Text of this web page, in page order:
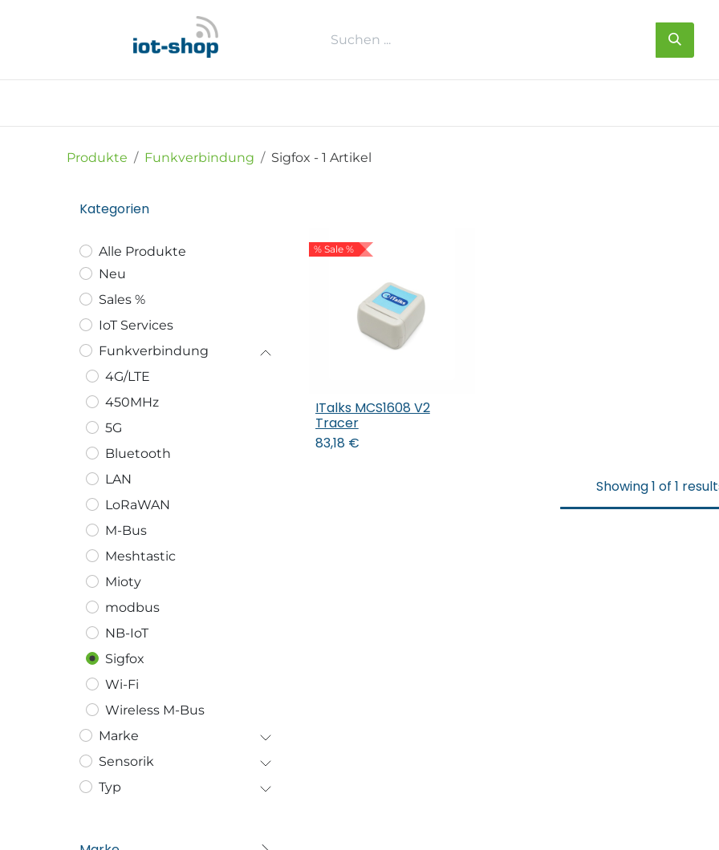
Produkte Funkverbindung Sigfox - 1 Artikel
Kategorien
Alle Produkte
Neu
Sales %
IoT Services
Funkverbindung
4G/LTE
450MHz
5G
Bluetooth
LAN
LoRaWAN
M-Bus
Meshtastic
Mioty
modbus
NB-IoT
Sigfox
Wi-Fi
Wireless M-Bus
Marke
Sensorik
Typ
% Sale %
In den Warenkorb
ITalks MCS1608 V2
Tracer
83,18€
Showing 1 of 1